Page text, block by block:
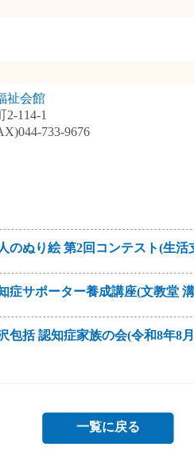
祉会館
114-1
733-9676
のぬり絵 第2回コンテスト(生
症サポーター養成講座(文教堂
包括 認知症家族の会(令和8年8
ンライン講演会「アトピー性皮
一覧に戻る